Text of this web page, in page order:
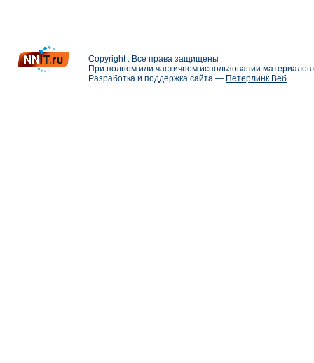
Copyright . Все права защищены
При полном или частичном использовании
Разработка и поддержка сайта — Петерлинк Веб